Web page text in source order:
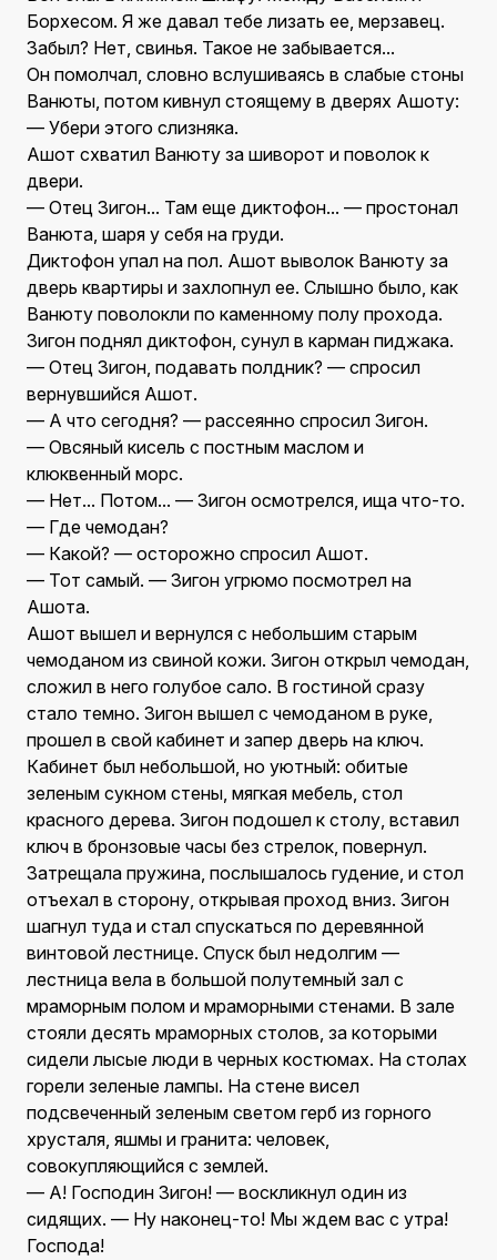
Борхесом. Я же давал тебе лизать ее, мерзавец.
Забыл? Нет, свинья. Такое не забывается...
Он помолчал, словно вслушиваясь в слабые стоны
Ванюты, потом кивнул стоящему в дверях Ашоту:
— Убери этого слизняка.
Ашот схватил Ванюту за шиворот и поволок к
двери.
— Отец Зигон... Там еще диктофон... — простонал
Ванюта, шаря у себя на груди.
Диктофон упал на пол. Ашот выволок Ванюту за
дверь квартиры и захлопнул ее. Слышно было, как
Ванюту поволокли по каменному полу прохода.
Зигон поднял диктофон, сунул в карман пиджака.
— Отец Зигон, подавать полдник? — спросил
вернувшийся Ашот.
— А что сегодня? — рассеянно спросил Зигон.
— Овсяный кисель с постным маслом и
клюквенный морс.
— Нет... Потом... — Зигон осмотрелся, ища что-то.
— Где чемодан?
— Какой? — осторожно спросил Ашот.
— Тот самый. — Зигон угрюмо посмотрел на
Ашота.
Ашот вышел и вернулся с небольшим старым
чемоданом из свиной кожи. Зигон открыл чемодан,
сложил в него голубое сало. В гостиной сразу
стало темно. Зигон вышел с чемоданом в руке,
прошел в свой кабинет и запер дверь на ключ.
Кабинет был небольшой, но уютный: обитые
зеленым сукном стены, мягкая мебель, стол
красного дерева. Зигон подошел к столу, вставил
ключ в бронзовые часы без стрелок, повернул.
Затрещала пружина, послышалось гудение, и стол
отъехал в сторону, открывая проход вниз. Зигон
шагнул туда и стал спускаться по деревянной
винтовой лестнице. Спуск был недолгим —
лестница вела в большой полутемный зал с
мраморным полом и мраморными стенами. В зале
стояли десять мраморных столов, за которыми
сидели лысые люди в черных костюмах. На столах
горели зеленые лампы. На стене висел
подсвеченный зеленым светом герб из горного
хрусталя, яшмы и гранита: человек,
совокупляющийся с землей.
— А! Господин Зигон! — воскликнул один из
сидящих. — Ну наконец-то! Мы ждем вас с утра!
Господа!